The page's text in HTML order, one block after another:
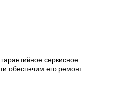
сервисное
обеспечим его ремонт.